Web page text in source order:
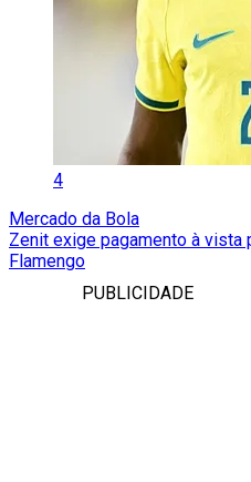
4
Mercado da Bola
Zenit exige pagamento à vista
Flamengo
PUBLICIDADE